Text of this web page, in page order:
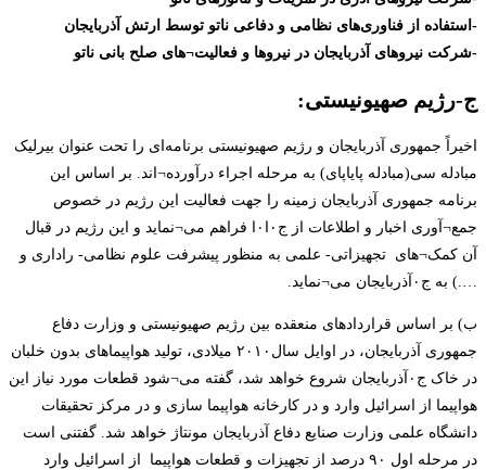
-استفاده از فناوری‌های نظامی و دفاعی ناتو توسط ارتش آذربایجان
-شرکت نیروهای آذربایجان در نیروها و فعالیت¬های صلح بانی ناتو
ج-رژیم صهیونیستی:
اخیراً جمهوری آذربایجان و رژیم صهیونیستی برنامه‌ای را تحت عنوان بیرلیک
مبادله سی(مبادله پایاپای) به مرحله اجراء درآورده¬اند. بر اساس این
برنامه جمهوری آذربایجان زمینه را جهت فعالیت این رژیم در خصوص
جمع¬آوری اخبار و اطلاعات از ج۰ا۰ا فراهم می¬نماید و این رژیم در قبال
آن کمک¬های تجهیزاتی- علمی به منظور پیشرفت علوم نظامی- راداری و
….) به ج۰آذربایجان می¬نماید.
ب) بر اساس قراردادهای منعقده بین رژیم صهیونیستی و وزارت دفاع
جمهوری آذربایجان، در اوایل سال۲۰۱۰ میلادی، تولید هواپیماهای بدون خلبان
در خاک ج۰آذربایجان شروع خواهد شد، گفته می¬شود قطعات مورد نیاز این
هواپیما از اسرائیل وارد و در کارخانه هواپیما سازی و در مرکز تحقیقات
دانشگاه علمی وزارت صنایع دفاع آذربایجان مونتاژ خواهد شد. گفتنی است
در مرحله اول ۹۰ درصد از تجهیزات و قطعات هواپیما از اسرائیل وارد